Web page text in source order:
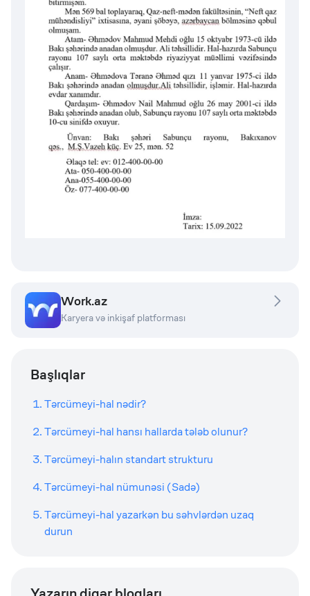
Work.az
Karyera və inkişaf platforması
Başlıqlar
Tərcümeyi-hal nədir?
Tərcümeyi-hal hansı hallarda tələb olunur?
Tərcümeyi-halın standart strukturu
Tərcümeyi-hal nümunəsi (Sadə)
Tərcümeyi-hal yazarkən bu səhvlərdən uzaq
durun